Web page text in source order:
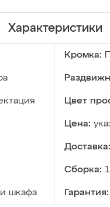
Характеристики
Кромка:
Цвет
Цена:
Доставка:
Сборка:
шкафа Гарантия: